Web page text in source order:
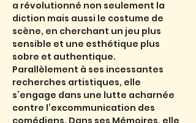
a révolutionné non seulement la
diction mais aussi le costume de
scène, en cherchant un jeu plus
sensible et une esthétique plus
sobre et authentique.
Parallèlement à ses incessantes
recherches artistiques, elle
s’engage dans une lutte acharnée
contre l’excommunication des
comédiens. Dans ses Mémoires, elle